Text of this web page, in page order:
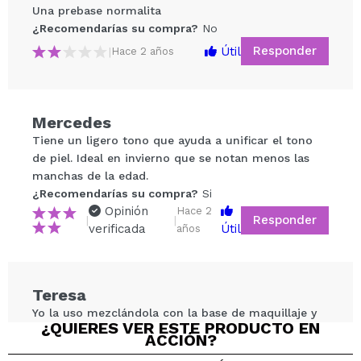
Compartir un vídeo o una foto
Tu vídeo podría ser el primero. Imagínatelo...
¿Recomendarías su compra?
5/5
Una prebase normalita
¿Recomendarías su compra? No
| Hace 2 años Útil Responder
Mercedes
Tiene un ligero tono que ayuda a unificar el tono
de piel. Ideal en invierno que se notan menos las
manchas de la edad.
¿Recomendarías su compra? Si
|
Opinión
verificada
|
Hace 2
años
Útil
Responder
Teresa
Yo la uso mezclándola con la base de maquillaje y
queda genial. Da gugosidad a la base y queda más
ligerita en la piel. Yo repito con ella
¿QUIERES VER ESTE PRODUCTO EN
ACCIÓN?